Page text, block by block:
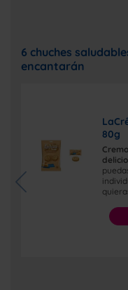
6 chuches
encantarán
80g